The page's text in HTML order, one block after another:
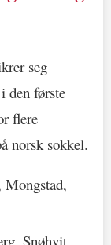
seg
i den første
flere
norsk sokkel.
Snøhvit,